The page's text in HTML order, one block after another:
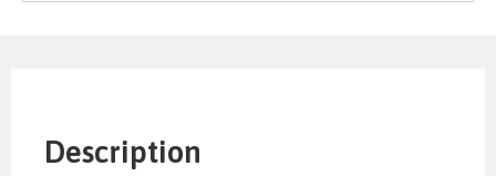
Description